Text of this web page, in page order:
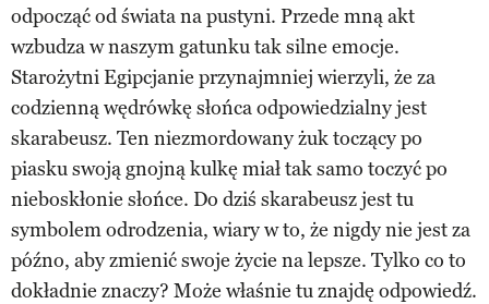
odpocząć od świata na pustyni. Przede mną akt
wzbudza w naszym gatunku tak silne emocje.
Starożytni Egipcjanie przynajmniej wierzyli, że za
codzienną wędrówkę słońca odpowiedzialny jest
skarabeusz. Ten niezmordowany żuk toczący po
piasku swoją gnojną kulkę miał tak samo toczyć po
nieboskłonie słońce. Do dziś skarabeusz jest tu
symbolem odrodzenia, wiary w to, że nigdy nie jest za
późno, aby zmienić swoje życie na lepsze. Tylko co to
dokładnie znaczy? Może właśnie tu znajdę odpowiedź.